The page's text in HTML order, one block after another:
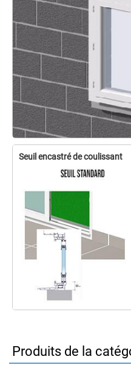
Seuil encastré de coulissant
Produits de la